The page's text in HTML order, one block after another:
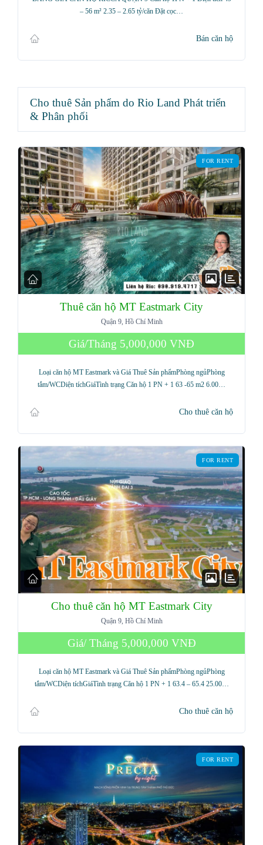
– 56 m² 2.35 – 2.65 tỷ/căn Đặt cọc…
Bán căn hộ
Cho thuê Sản phẩm do Rio Land Phát triển
& Phân phối
FOR RENT
Thuê căn hộ MT Eastmark City
Quận 9, Hồ Chí Minh
Giá/Tháng 5,000,000 VNĐ
Loại căn hộ MT Eastmark và Giá Thuê Sản phẩmPhòng ngủPhòng
tắm/WCDiện tíchGiáTình trạng Căn hộ 1 PN + 1 63 -65 m2 6.00…
Cho thuê căn hộ
FOR RENT
Cho thuê căn hộ MT Eastmark City
Quận 9, Hồ Chí Minh
Giá/ Tháng 5,000,000 VNĐ
Loại căn hộ MT Eastmark và Giá Thuê Sản phẩmPhòng ngủPhòng
tắm/WCDiện tíchGiáTình trạng Căn hộ 1 PN + 1 63.4 – 65.4 25.00…
Cho thuê căn hộ
FOR RENT